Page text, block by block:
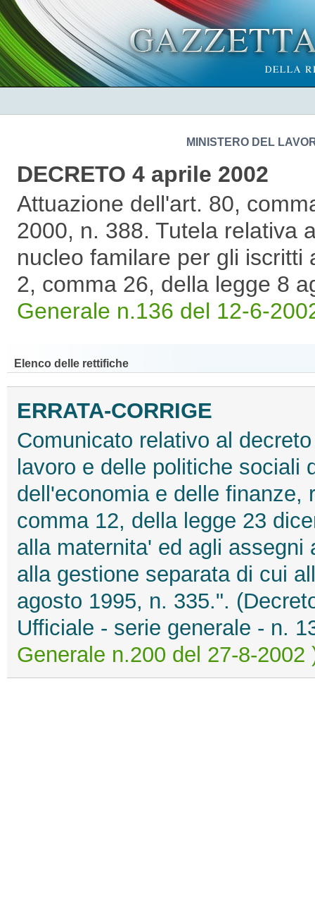
MINISTERO DEL
DECRETO 4 aprile 2002
Attuazione dell'art. 80,
2000, n. 388. Tutela relativa
nucleo familare per gli
2, comma 26, della legge 8
Generale n.136 del 12-6-
Elenco delle rettifiche
ERRATA-CORRIGE
Comunicato relativo al
lavoro e delle politiche sociali
dell'economia e delle finanze,
comma 12, della legge 23
alla maternita' ed agli
alla gestione separata di cui
agosto 1995, n. 335.".
Ufficiale - serie generale - n.
Generale n.200 del 27-8-2002